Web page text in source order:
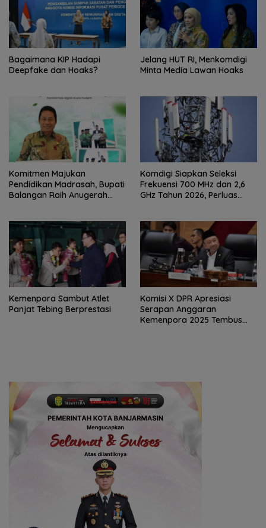
Bagaimana KIP Hadapi
Deepfake dan Hoaks?
Jelang HUT RI, Menkomdigi
Minta Media Lawan Hoaks
Komitmen Majukan
Pendidikan Madrasah, Bupati
Balangan Raih Anugerah
Komdigi Siapkan Seleksi
Frekuensi 700 MHz dan 2,6
GHz Tahun 2026, Perluas
Kemenpora Sambut Atlet
Panjat Tebing Berprestasi
Komisi X DPR Apresiasi
Serapan Anggaran
Kemenpora 2025 Tembus